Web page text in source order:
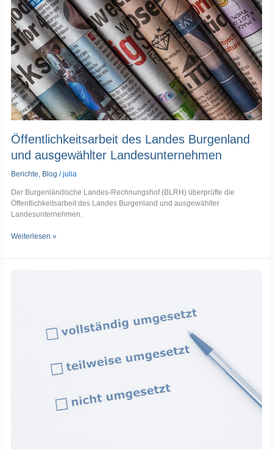
Öffentlichkeitsarbeit des Landes Burgenland
und ausgewählter Landesunternehmen
Berichte, Blog /julia
Der Burgenländische Landes-Rechnungshof (BLRH) überprüfte die
Öffentlichkeitsarbeit des Landes Burgenland und ausgewählter
Landesunternehmen.
und
ausgewählter
Landesunternehmen
Weiterlesen »